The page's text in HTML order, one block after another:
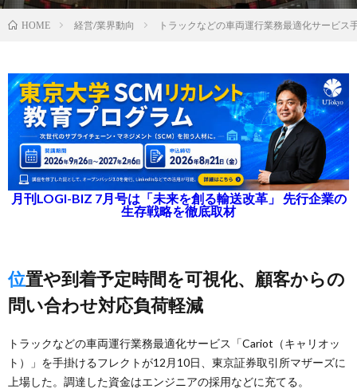
HOME 経営/業界動向 トラックなどの車両運行業務最適化サービス
月刊LOGI-BIZ 7月号は「未来を創る輸送改革」 先行企業の
生存戦略を徹底取材
位置や到着予定時間を可視化、顧客からの
問い合わせ対応負荷軽減
トラックなどの車両運行業務最適化サービス「Cariot（キャリオッ
ト）」を手掛けるフレクトが12月10日、東京証券取引所マザーズに
上場した。調達した資金はエンジニアの採用などに充てる。